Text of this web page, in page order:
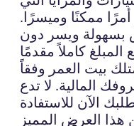
ممكنًا وميسرًا.
ويسر دون
بيت العمر وفقاً
المالية. لا تدع
الآن للاستفادة